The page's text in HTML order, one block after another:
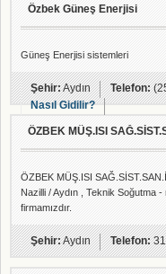
Özbek Güneş Enerjisi
Güneş Enerjisi sistemleri
Şehir:Aydın Telefon:
Nasıl Gidilir?
ÖZBEK MÜŞ.ISI
ÖZBEK MÜŞ.ISI
Nazilli / Aydın , Teknik Soğutma
firmamızdır.
Şehir:Aydın Telefon: